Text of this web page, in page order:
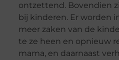
ontzettend. Bovendien
bij kinderen. Er worden
meer zaken van de
te ze heen en opnieuw
mama, en daarnaast